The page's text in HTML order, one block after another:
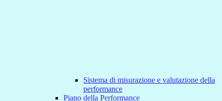
Sistema di misurazione e valutazione della
performance
Piano della Performance